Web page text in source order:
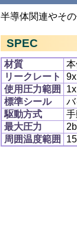
半導体関連やそ
SPEC
材質
リークレート
使用圧力範囲
標準シール
駆動方式
最大圧力
周囲温度範囲